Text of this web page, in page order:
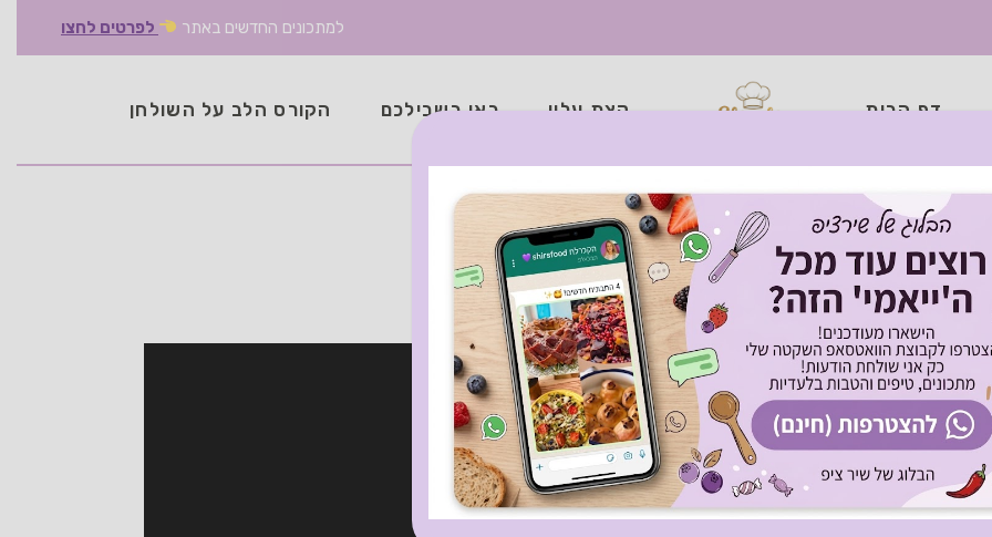
למתכונים החדשים באתר לפרטים לחצו
דף הבית קצת עליי כאן בשבילכם הקורס הלב על השולחן
חלמונים עבודת יד